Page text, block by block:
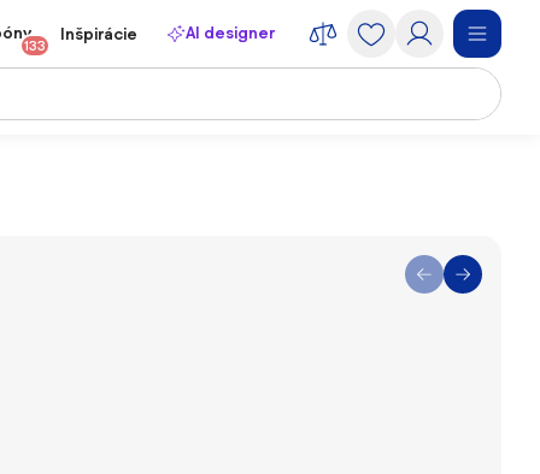
133
Inšpirácie AI designer